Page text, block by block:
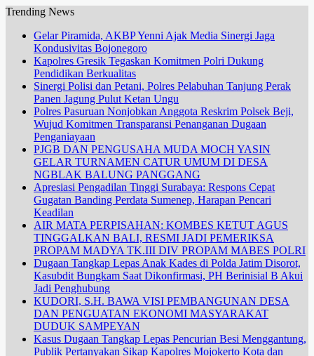
Trending News
Gelar Piramida, AKBP Yenni Ajak Media Sinergi Jaga
Kondusivitas Bojonegoro
Kapolres Gresik Tegaskan Komitmen Polri Dukung
Pendidikan Berkualitas
Sinergi Polisi dan Petani, Polres Pelabuhan Tanjung Perak
Panen Jagung Pulut Ketan Ungu
Polres Pasuruan Nonjobkan Anggota Reskrim Polsek Beji,
Wujud Komitmen Transparansi Penanganan Dugaan
Penganiayaan
PJGB DAN PENGUSAHA MUDA MOCH YASIN
GELAR TURNAMEN CATUR UMUM DI DESA
NGBLAK BALUNG PANGGANG
Apresiasi Pengadilan Tinggi Surabaya: Respons Cepat
Gugatan Banding Perdata Sumenep, Harapan Pencari
Keadilan
AIR MATA PERPISAHAN: KOMBES KETUT AGUS
TINGGALKAN BALI, RESMI JADI PEMERIKSA
PROPAM MADYA TK.III DIV PROPAM MABES POLRI
Dugaan Tangkap Lepas Anak Kades di Polda Jatim Disorot,
Kasubdit Bungkam Saat Dikonfirmasi, PH Berinisial B Akui
Jadi Penghubung
KUDORI, S.H. BAWA VISI PEMBANGUNAN DESA
DAN PENGUATAN EKONOMI MASYARAKAT
DUDUK SAMPEYAN
Kasus Dugaan Tangkap Lepas Pencurian Besi Menggantung,
Publik Pertanyakan Sikap Kapolres Mojokerto Kota dan